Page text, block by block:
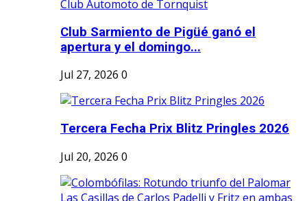
Club Sarmiento de Pigüé ganó el
apertura y el domingo...
Jul 27, 2026 0
Tercera Fecha Prix Blitz Pringles 2026
Jul 20, 2026 0